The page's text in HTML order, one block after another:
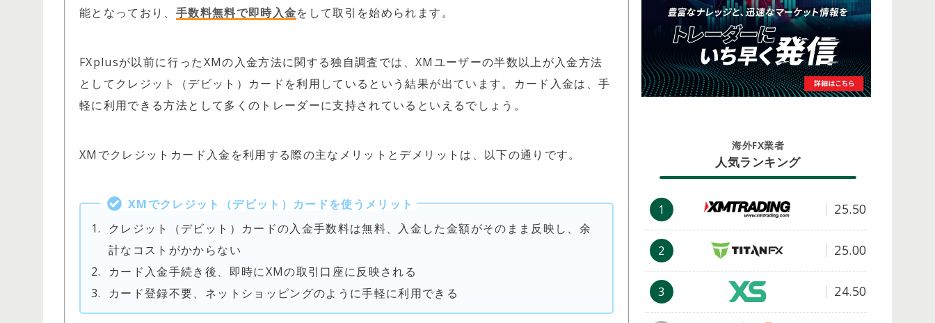
能となっており、 手数料無料で即時入金をして取引を始められます。
FXplusが以前に行ったXMの入金方法に関する独自調査では、XMユーザーの半数以上が入金方法
としてクレジット（デビット）カードを利用しているという結果が出ています。カード入金は、手
軽に利用できる方法として多くのトレーダーに支持されているといえるでしょう。
XMでクレジットカード入金を利用する際の主なメリットとデメリットは、以下の通りです。
XMでクレジット（デビット） カードを使うメリット
1.
クレジット（デビット）カードの入金手数料は無料、入金した金額がそのまま反映し、余
計なコストがかからない
2.
カード入金手続き後、即時にXMの取引口座に反映される
3.
カード登録不要、ネットショッピングのように手軽に利用できる
海外FX業者
人気ランキング
1 25.50
2 25.00
3 24.50